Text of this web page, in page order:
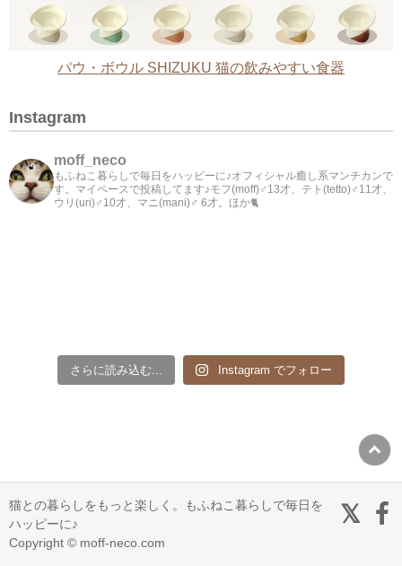
パウ・ボウル SHIZUKU 猫の飲みやすい食器
Instagram
moff_neco
もふねこ暮らしで毎日をハッピーに♪オフィシャル癒し系マンチカンで
す。マイペースで投稿してます♪モフ(moff)♂13才、テト(tetto)♂11才、
ウリ(uri)♂10才、マニ(mani)♂ 6才。ほか🐈
さらに読み込む... Instagram でフォロー
猫との暮らしをもっと楽しく。もふねこ暮らしで毎日を
ハッピーに♪
Copyright © moff-neco.com